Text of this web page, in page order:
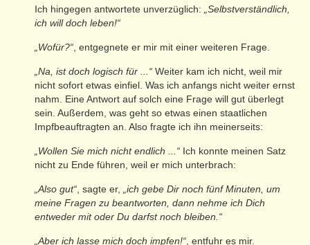
Ich hingegen antwortete unverzüglich: „Selbstverständlich,
ich will doch leben!“
„Wofür?“ , entgegnete er mir mit einer weiteren Frage.
„Na, ist doch logisch für ...“ Weiter kam ich nicht, weil mir
nicht sofort etwas einfiel. Was ich anfangs nicht weiter ernst
nahm. Eine Antwort auf solch eine Frage will gut überlegt
sein. Außerdem, was geht so etwas einen staatlichen
Impfbeauftragten an. Also fragte ich ihn meinerseits:
„Wollen Sie mich nicht endlich ...“ Ich konnte meinen Satz
nicht zu Ende führen, weil er mich unterbrach:
„Also gut“ , sagte er,
„ich gebe Dir noch fünf Minuten, um
meine Fragen zu beantworten, dann nehme ich Dich
entweder mit oder Du darfst noch bleiben.“
„Aber ich lasse mich doch impfen!“ , entfuhr es mir.